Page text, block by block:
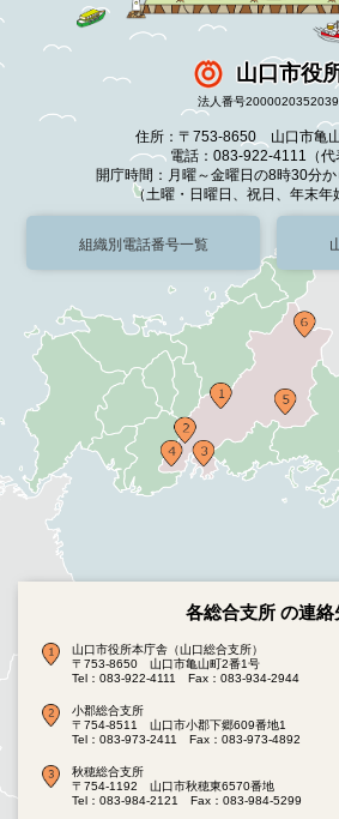
山口市役
法人番号2000020352039
住所：〒753-8650 山口市亀
電話：083-922-4111（代
開庁時間：月曜～金曜日の8時30分
（土曜・日曜日、祝日、年末年
組織別電話番号一覧
各総合支所 の連絡
山口市役所本庁舎（山口総合支所）
〒753-8650 山口市亀山町2番1号
Tel：083-922-4111
Fax：083-934-2944
小郡総合支所
〒754-8511 山口市小郡下郷609番地1
Tel：083-973-2411
Fax：083-973-4892
秋穂総合支所
〒754-1192 山口市秋穂東6570番地
Tel：083-984-2121
Fax：083-984-5299